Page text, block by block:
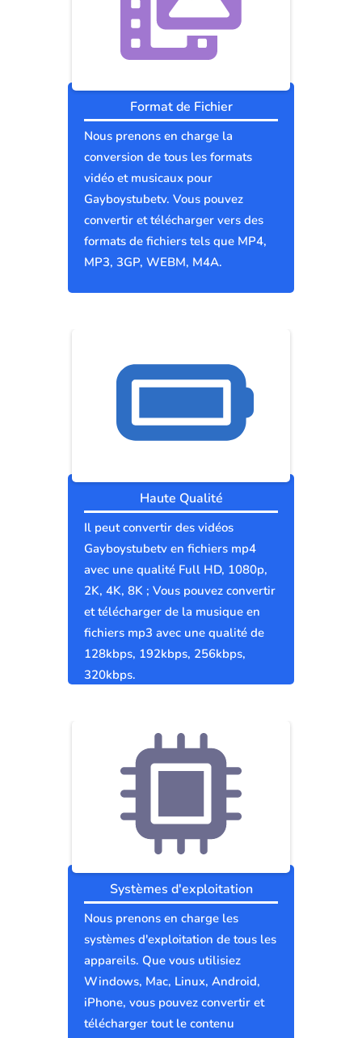
Format de Fichier
Nous prenons en charge la
conversion de tous les formats
vidéo et musicaux pour
Gayboystubetv. Vous pouvez
convertir et télécharger vers des
formats de fichiers tels que MP4,
MP3, 3GP, WEBM, M4A.
Haute Qualité
Il peut convertir des vidéos
Gayboystubetv en fichiers mp4
avec une qualité Full HD, 1080p,
2K, 4K, 8K ; Vous pouvez convertir
et télécharger de la musique en
fichiers mp3 avec une qualité de
128kbps, 192kbps, 256kbps,
320kbps.
Systèmes d'exploitation
Nous prenons en charge les
systèmes d'exploitation de tous les
appareils. Que vous utilisiez
Windows, Mac, Linux, Android,
iPhone, vous pouvez convertir et
télécharger tout le contenu